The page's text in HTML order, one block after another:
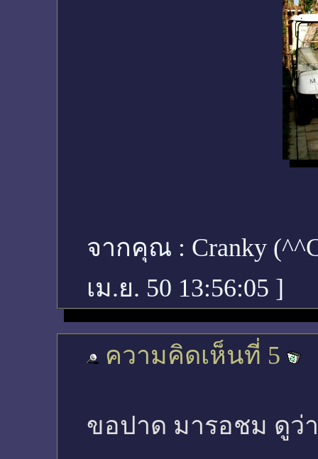
จากคุณ : Cranky
เม.ย. 50 13:56:05 ]
ความคิดเห็นที่ 5
ขอปาด มารอชม ดูว่